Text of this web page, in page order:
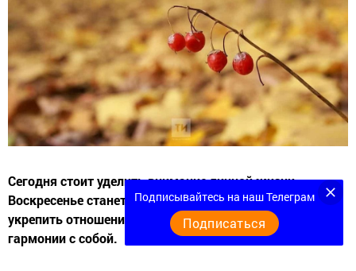
Сегодня стоит уделить внимание личной жизни.
Воскресенье станет благоприятным днем, чтобы
укрепить отношения с родными, а также достичь
гармонии с собой.
Подписывайтесь на наш Телеграм
Подписаться